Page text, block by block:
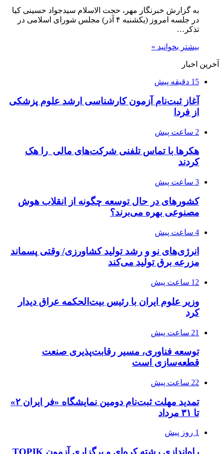
به گزارش خبرنگار مهر، حجت الاسلام سیدجواد حسینی کیا
در جلسه امروز (یکشنبه ۴ آذر) مجلس شورای اسلامی در
تذکر…
بیشتر بخوانید »
آخرین اخبار
15 دقیقه پیش
آغاز ثبت‌نام‌ آزمون کارشناسی ارشد علوم پزشکی
از فردا
2 ساعت پیش
هکرها با تماس تلفنی شرکت‌های مالی را هک
کردند
3 ساعت پیش
کشورهای در حال توسعه چگونه از انقلاب هوش
مصنوعی بهره می‌برند؟
4 ساعت پیش
انرژی‌های نو و رشد تولید کشاورزی/ وقتی پسماند
مزرعه‌ برق تولید می‌کند
12 ساعت پیش
وزیر علوم ایران با رئیس بیت‌الحکمه عراق دیدار
کرد
21 ساعت پیش
توسعه فناوری، مسیر رقابت‌پذیری صنعت
قطعه‌سازی است
22 ساعت پیش
تمدید مهلت ثبت‌نام دومین نمایشگاه «فر ایران ۲»
تا ۳۱ مرداد
1 روز پیش
راه‌اندازی رشته کره‌ای و برگزاری آزمون TOPIK